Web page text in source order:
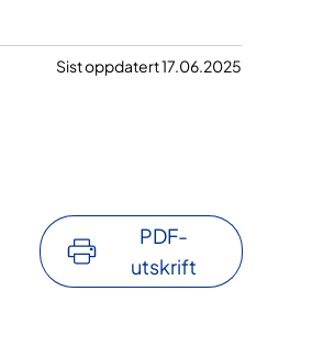
Sist oppdatert 17.06.2025
PDF-
utskrift